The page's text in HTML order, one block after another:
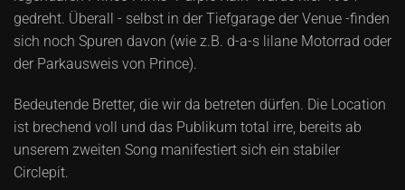
gedreht. Überall - selbst in der Tiefgarage der Venue -finden
sich noch Spuren davon (wie z.B. d-a-s lilane Motorrad oder
der Parkausweis von Prince).
Bedeutende Bretter, die wir da betreten dürfen. Die Location
ist brechend voll und das Publikum total irre, bereits ab
unserem zweiten Song manifestiert sich ein stabiler
Circlepit.